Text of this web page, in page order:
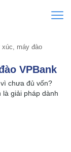
xúc, máy đào
VPBank
chưa đủ vốn?
là giải pháp dành